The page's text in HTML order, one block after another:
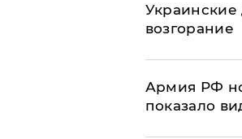
возгорание
Армия РФ
показало